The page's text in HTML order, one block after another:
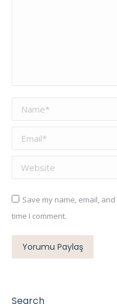
Name *
Email *
Website
Save my name, email,
time I comment.
Yorumu Paylaş
Search